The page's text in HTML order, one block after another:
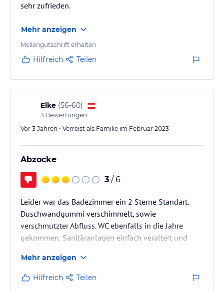
sehr zufrieden.
Mehr anzeigen
Meilengutschrift erhalten
Hilfreich Teilen
Elke (56-60)
3 Bewertungen
Vor 3 Jahren • Verreist als Familie im Februar 2023
Abzocke
3 / 6
Leider war das Badezimmer ein 2 Sterne Standart.
Duschwandgummi verschimmelt, sowie
verschmutzter Abfluss. WC ebenfalls in die Jahre
gekommen, Sanitäranlagen einfach veraltert und
Preis passt zu diesem Standart nicht!
Mehr anzeigen
Hilfreich Teilen